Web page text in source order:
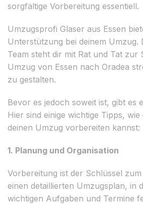
sorgfältige Vorbereitung essentiell.
Umzugsprofi Glaser aus Essen
Unterstützung bei deinem Umzug.
Team steht dir mit Rat und Tat zur
Umzug von Essen nach Oradea
zu gestalten.
Bevor es jedoch soweit ist, gibt es
Hier sind einige wichtige Tipps,
deinen Umzug vorbereiten kannst:
1. Planung und Organisation
Vorbereitung ist der Schlüssel
einen detaillierten Umzugsplan, in
wichtigen Aufgaben und Termine